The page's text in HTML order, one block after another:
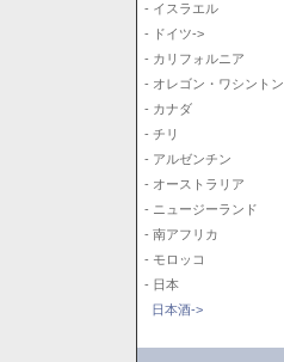
- イスラエル
- ドイツ->
- カリフォルニア
- オレゴン・ワシントン
- カナダ
- チリ
- アルゼンチン
- オーストラリア
- ニュージーランド
- 南アフリカ
- モロッコ
- 日本
日本酒->